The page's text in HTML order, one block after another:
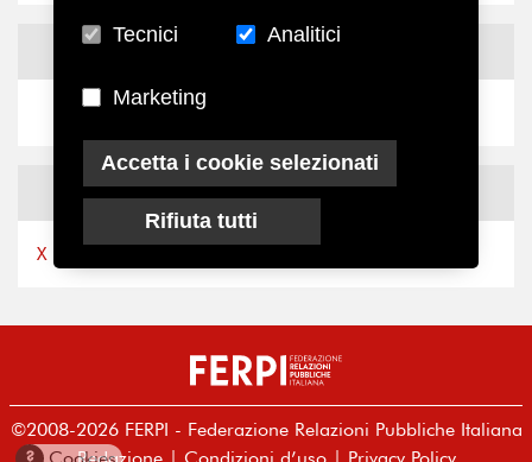
NewsFacebook
NewsX
X by Ferpi2puntozero
©2008-2026 FERPI - Federazione Relazioni Pubbliche Italiana
Redazione| Condizioni d’uso| Privacy Policy
Tecnici Analitici
Marketing
Accetta i cookie selezionati
Rifiuta tutti